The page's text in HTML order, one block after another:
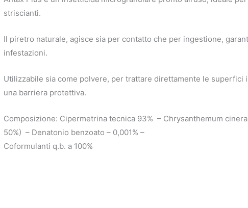
striscianti.
Il piretro naturale, agisce sia per contatto che per ingestione,
infestazioni.
Utilizzabile sia come polvere, per trattare direttamente le superfici
una barriera protettiva.
Composizione: Cipermetrina tecnica 93% – Chrysanthemum
50%) – Denatonio benzoato – 0,001% –
Coformulanti q.b. a 100%